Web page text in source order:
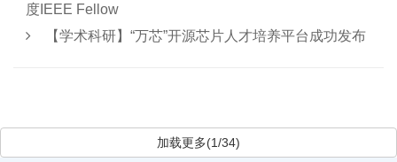
度IEEE Fellow
【学术科研】“万芯”开源芯片人才培养平台成功发布
加载更多(1/34)